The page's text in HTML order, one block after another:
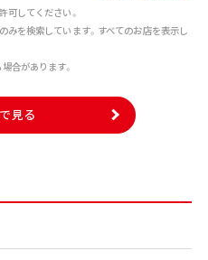
可してください。
みを検索しています。すべてのお店を表示し
合があります。
見る